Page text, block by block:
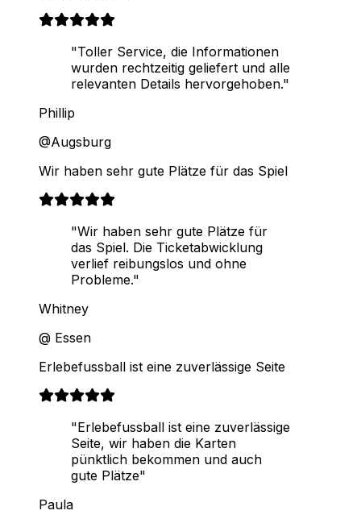
"Toller Service, die Informationen
wurden rechtzeitig geliefert und alle
relevanten Details hervorgehoben."
Phillip
@Augsburg
Wir haben sehr gute Plätze für das Spiel
"Wir haben sehr gute Plätze für
das Spiel. Die Ticketabwicklung
verlief reibungslos und ohne
Probleme."
Whitney
@ Essen
Erlebefussball ist eine zuverlässige Seite
"Erlebefussball ist eine zuverlässige
Seite, wir haben die Karten
pünktlich bekommen und auch
gute Plätze"
Paula